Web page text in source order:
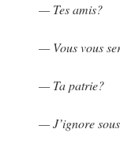
— Tes amis?
— Vous vous
— Ta patrie?
— J’ignore